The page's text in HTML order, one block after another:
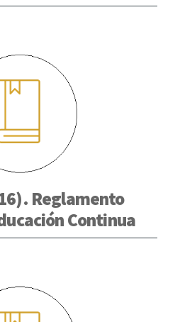
Reglamento
Continua